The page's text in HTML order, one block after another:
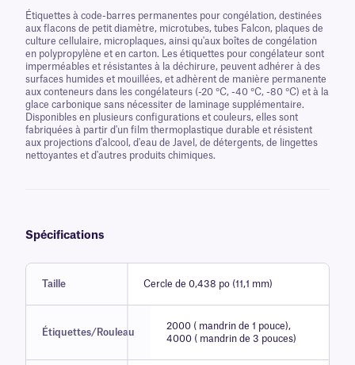
Étiquettes à code-barres permanentes pour congélation, destinées
aux flacons de petit diamètre, microtubes, tubes Falcon, plaques de
culture cellulaire, microplaques, ainsi qu'aux boîtes de congélation
en polypropylène et en carton. Les étiquettes pour congélateur sont
imperméables et résistantes à la déchirure, peuvent adhérer à des
surfaces humides et mouillées, et adhèrent de manière permanente
aux conteneurs dans les congélateurs (-20 °C, -40 °C, -80 °C) et à la
glace carbonique sans nécessiter de laminage supplémentaire.
Disponibles en plusieurs configurations et couleurs, elles sont
fabriquées à partir d'un film thermoplastique durable et résistent
aux projections d'alcool, d'eau de Javel, de détergents, de lingettes
nettoyantes et d'autres produits chimiques.
Spécifications
Taille Cercle de 0,438 po (11,1 mm)
Étiquettes/Rouleau
2000 ( mandrin de 1 pouce),
4000 ( mandrin de 3 pouces)